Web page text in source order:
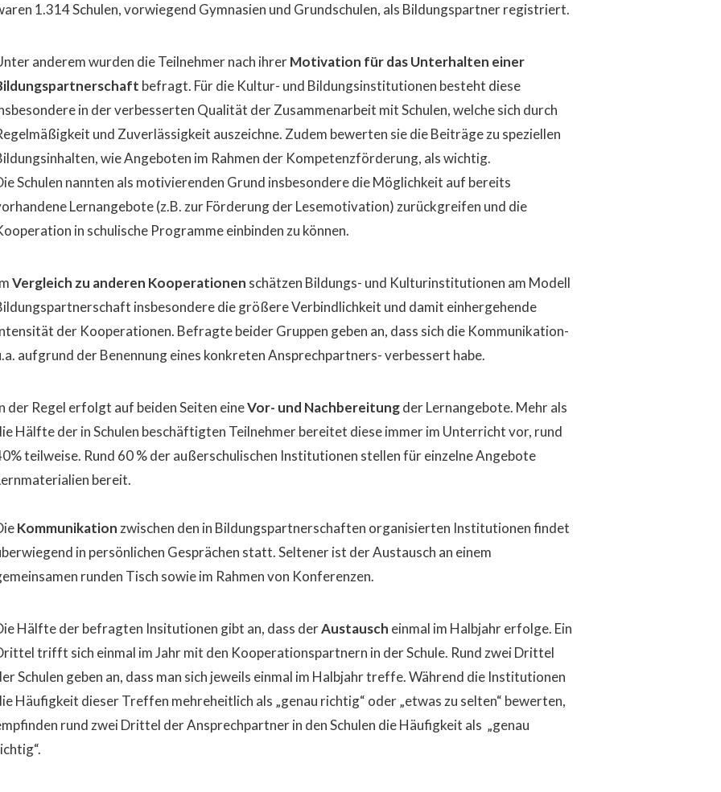
1.314 Schulen, vorwiegend Gymnasien und Grundschulen, als Bildungspartner registriert.
anderem wurden die Teilnehmer nach ihrerMotivation für das Unterhalten einer
befragt. Für die Kultur- und Bildungsinstitutionen besteht diese
in der verbesserten Qualität der Zusammenarbeit mit Schulen, welche sich durch
und Zuverlässigkeit auszeichne. Zudem bewerten sie die Beiträge zu speziellen
wie Angeboten im Rahmen der Kompetenzförderung, als wichtig.
Schulen nannten als motivierenden Grund insbesondere die Möglichkeit auf bereits
Lernangebote (z.B. zur Förderung der Lesemotivation) zurückgreifen und die
in schulische Programme einbinden zu können.
Vergleich zu anderen Kooperationen schätzen Bildungs- und Kulturinstitutionen am Modell
insbesondere die größere Verbindlichkeit und damit einhergehende
der Kooperationen. Befragte beider Gruppen geben an, dass sich die Kommunikation-
aufgrund der Benennung eines konkreten Ansprechpartners- verbessert habe.
der Regel erfolgt auf beiden Seiten eineVor- und Nachbereitungder Lernangebote. Mehr als
Hälfte der in Schulen beschäftigten Teilnehmer bereitet diese immer im Unterricht vor, rund
teilweise. Rund 60 % der außerschulischen Institutionen stellen für einzelne Angebote
bereit.
Kommunikation zwischen den in Bildungspartnerschaften organisierten Institutionen findet
in persönlichen Gesprächen statt. Seltener ist der Austausch an einem
runden Tisch sowie im Rahmen von Konferenzen.
Hälfte der befragten Insitutionen gibt an, dass derAustausch einmal im Halbjahr erfolge. Ein
trifft sich einmal im Jahr mit den Kooperationspartnern in der Schule. Rund zwei Drittel
Schulen geben an, dass man sich jeweils einmal im Halbjahr treffe. Während die Institutionen
Häufigkeit dieser Treffen mehreheitlich als „genau richtig“ oder „etwas zu selten“ bewerten,
rund zwei Drittel der Ansprechpartner in den Schulen die Häufigkeit als „genau